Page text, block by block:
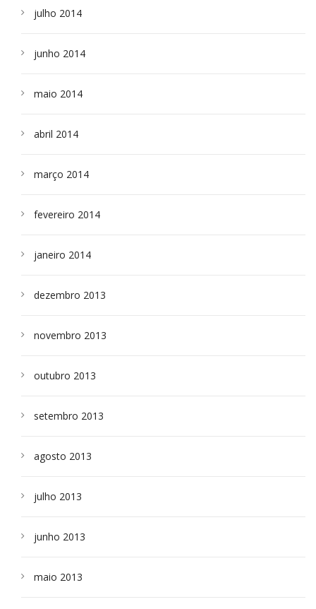
julho 2014
junho 2014
maio 2014
abril 2014
março 2014
fevereiro 2014
janeiro 2014
dezembro 2013
novembro 2013
outubro 2013
setembro 2013
agosto 2013
julho 2013
junho 2013
maio 2013